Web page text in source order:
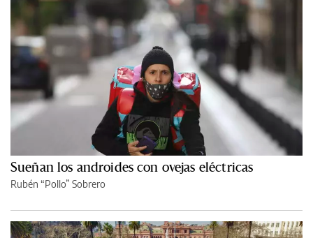
Sueñan los androides con ovejas eléctricas
Rubén “Pollo” Sobrero